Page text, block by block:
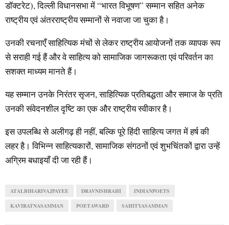
डॉक्टरेट), दिल्ली विधानसभा में “भारत विभूषण” सम्मान सहित अनेक
राष्ट्रीय एवं अंतरराष्ट्रीय सम्मानों से नवाजा जा चुका है।
उनकी रचनाएँ साहित्यिक मंचों से लेकर राष्ट्रीय आयोजनों तक व्यापक रूप
से सराही गई हैं और वे साहित्य को सामाजिक जागरूकता एवं परिवर्तन का
सशक्त माध्यम मानते हैं।
यह सम्मान उनके निरंतर सृजन, साहित्यिक प्रतिबद्धता और समाज के प्रति
उनकी संवेदनशील दृष्टि का एक और राष्ट्रीय स्वीकार है।
इस उपलब्धि से अलीगढ़ ही नहीं, बल्कि पूरे हिंदी साहित्य जगत में हर्ष की
लहर है। विभिन्न साहित्यकारों, सामाजिक संगठनों एवं शुभचिंतकों द्वारा उन्हें
अग्रिम बधाइयाँ दी जा रही हैं।
ATALBIHARIVAJPAYEE DRAVNISHRAHI INDIANPOETS
KAVIRATNASAMMAN POETAWARD SAHITYASAMMAN